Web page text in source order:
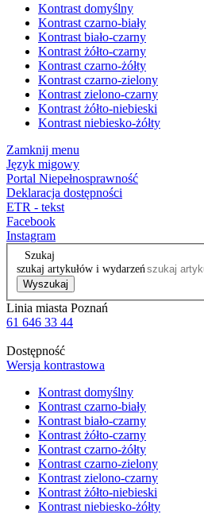
Kontrast domyślny
Kontrast czarno-biały
Kontrast biało-czarny
Kontrast żółto-czarny
Kontrast czarno-żółty
Kontrast czarno-zielony
Kontrast zielono-czarny
Kontrast żółto-niebieski
Kontrast niebiesko-żółty
Zamknij menu
Język migowy
Portal Niepełnosprawność
Deklaracja dostępności
ETR - tekst
Facebook
Instagram
Szukaj
szukaj artykułów i wydarzeń
Wyszukaj
Linia miasta Poznań
61 646 33 44
Dostępność
Wersja kontrastowa
Kontrast domyślny
Kontrast czarno-biały
Kontrast biało-czarny
Kontrast żółto-czarny
Kontrast czarno-żółty
Kontrast czarno-zielony
Kontrast zielono-czarny
Kontrast żółto-niebieski
Kontrast niebiesko-żółty